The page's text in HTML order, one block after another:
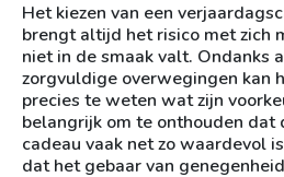
Het kiezen van een
brengt altijd het risico met zich
niet in de smaak valt. Ondanks
zorgvuldige overwegingen kan
precies te weten wat zijn
belangrijk om te onthouden dat
cadeau vaak net zo waardevol
dat het gebaar van